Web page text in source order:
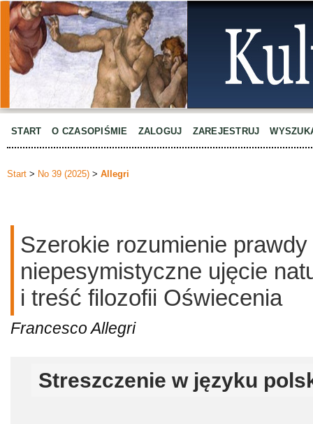
START O CZASOPIŚMIE ZALOGUJ ZAREJESTRUJ
Start > No 39 (2025) > Allegri
Szerokie rozumienie prawdy
niepesymistyczne ujęcie
i treść filozofii Oświecenia
Francesco Allegri
Streszczenie w języku